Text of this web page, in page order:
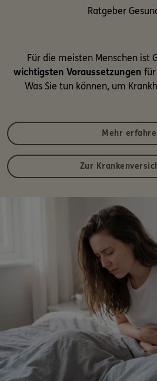
Ratgeber
Für die meisten Menschen ist
wichtigsten Voraussetzungen für
Was Sie tun können, um
Mehr
Zur